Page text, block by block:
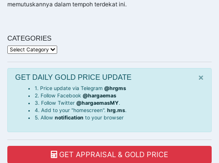
memutuskannya dalam tempoh terdekat ini.
CATEGORIES
Categories
×
GET DAILY GOLD PRICE UPDATE
1. Price update via Telegram @hrgms
2. Follow Facebook @hargaemas
3. Follow Twitter @hargaemasMY.
4. Add to your "homescreen". hrg.ms.
5. Allow notification to your browser
GET APPRAISAL & GOLD PRICE